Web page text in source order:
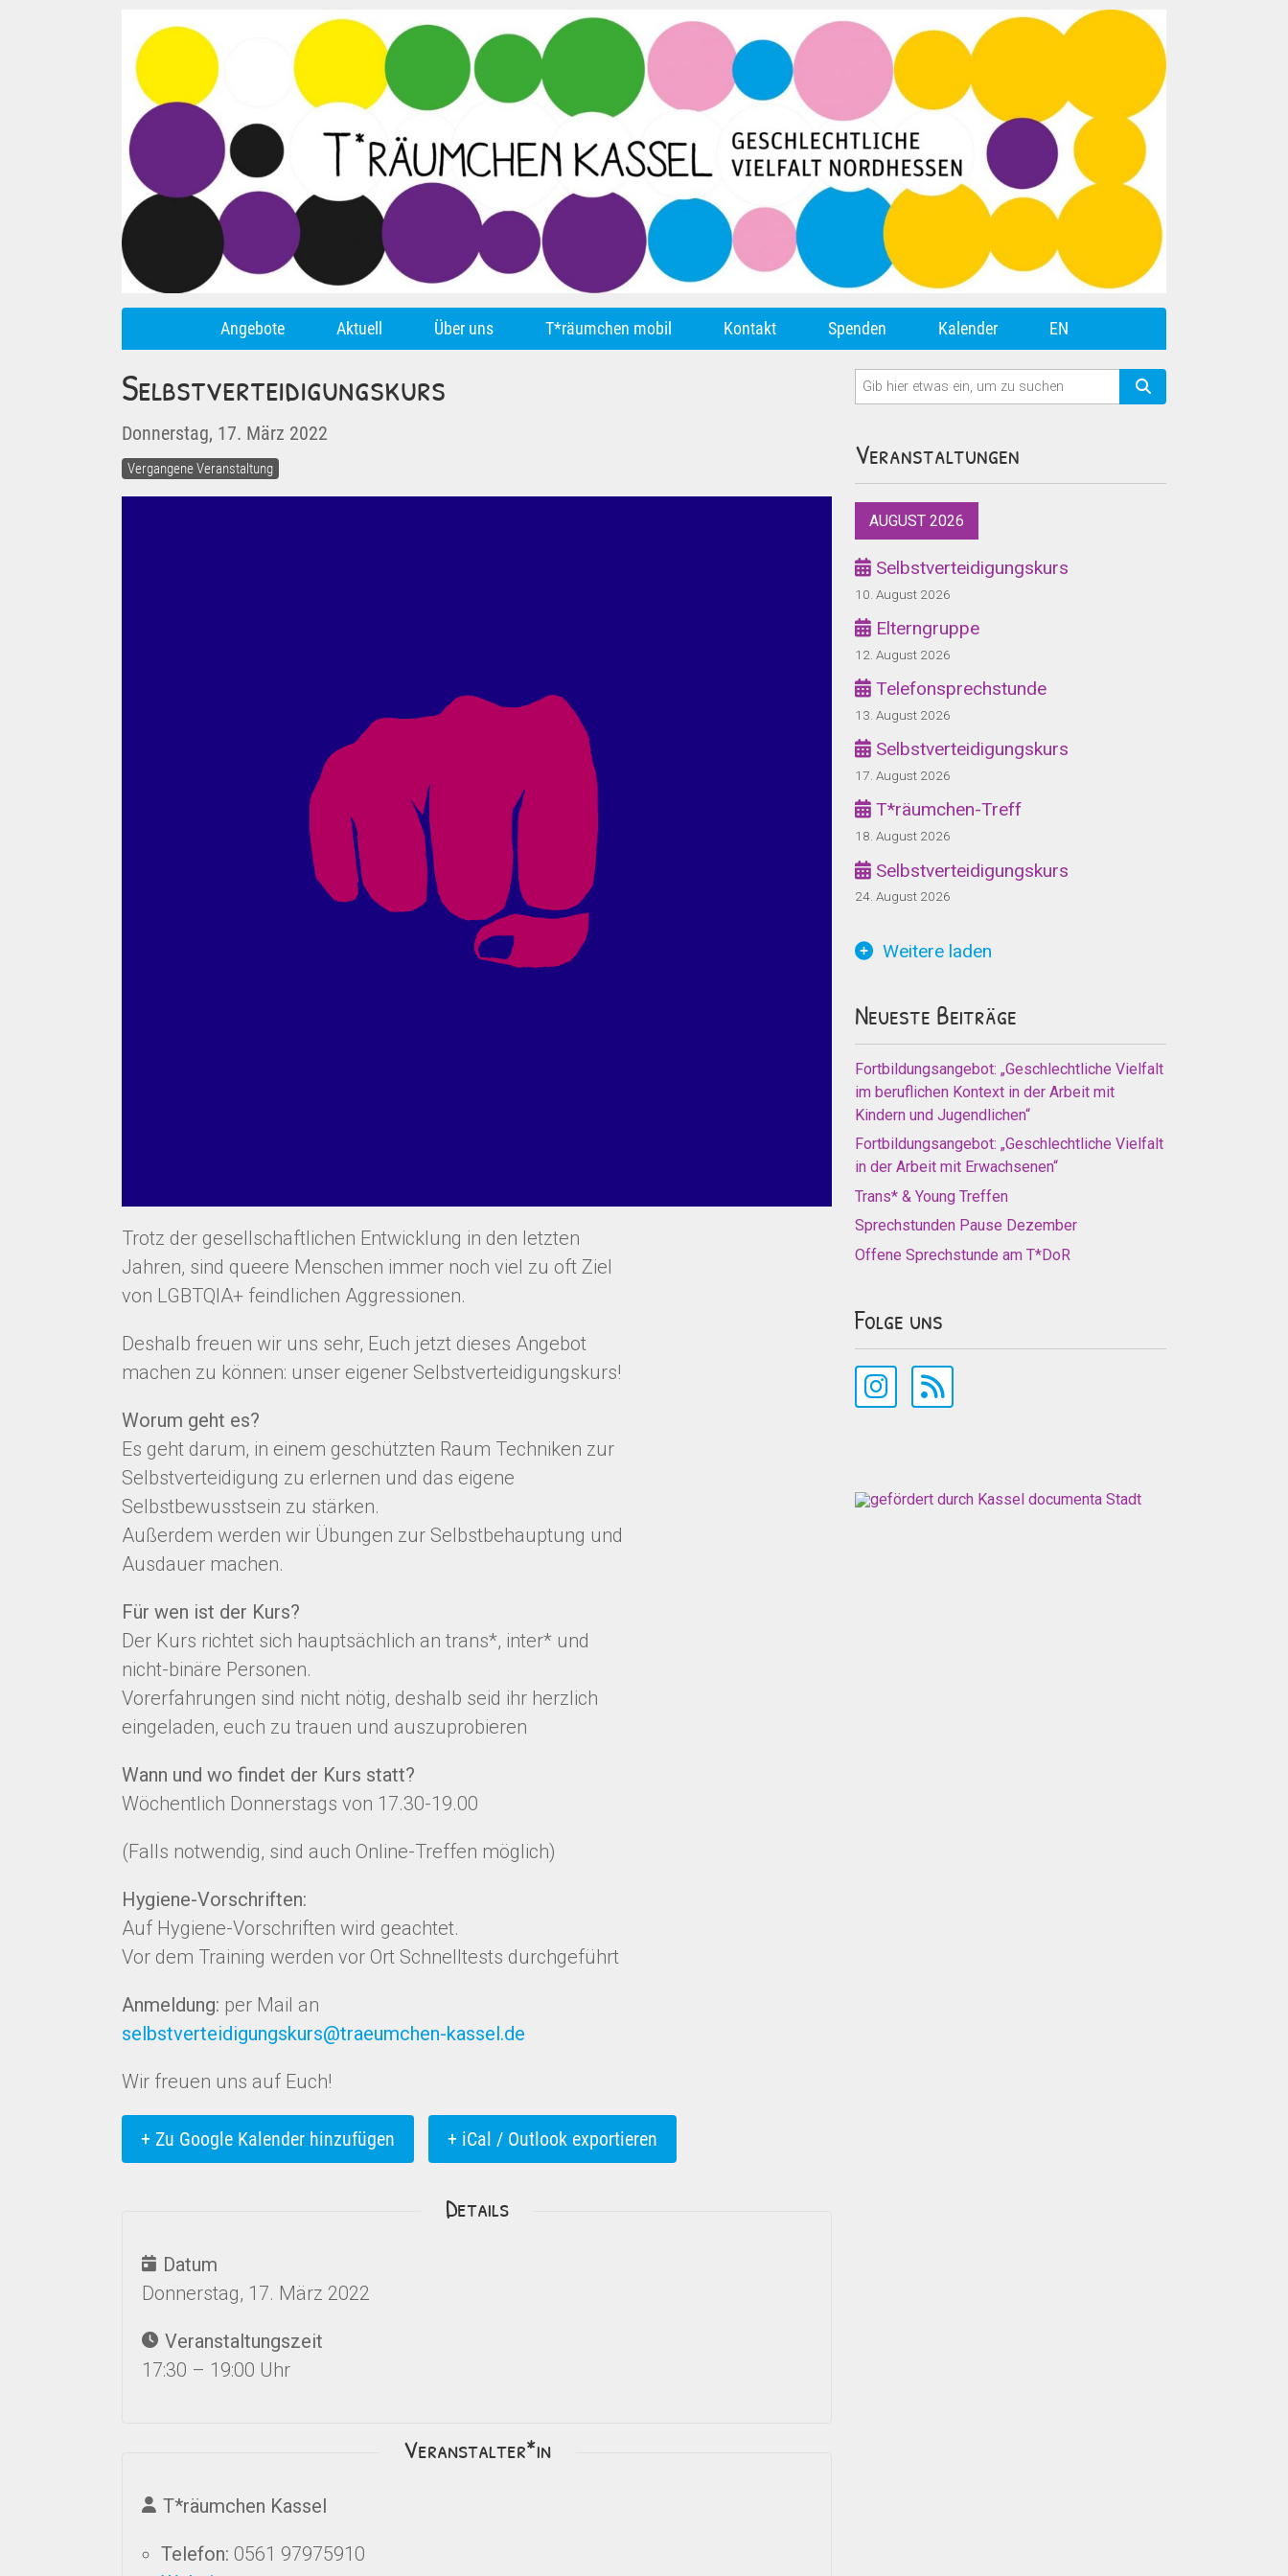
Angebote Aktuell Über uns T*räumchen mobil Kontakt Spenden Kalender EN
Selbstverteidigungskurs
Donnerstag, 17. März 2022
Vergangene Veranstaltung
Trotz der gesellschaftlichen Entwicklung in den letzten
Jahren, sind queere Menschen immer noch viel zu oft Ziel
von LGBTQIA+ feindlichen Aggressionen.
Deshalb freuen wir uns sehr, Euch jetzt dieses Angebot
machen zu können: unser eigener Selbstverteidigungskurs!
Worum geht es?
Es geht darum, in einem geschützten Raum Techniken zur
Selbstverteidigung zu erlernen und das eigene
Selbstbewusstsein zu stärken.
Außerdem werden wir Übungen zur Selbstbehauptung und
Ausdauer machen.
Für wen ist der Kurs?
Der Kurs richtet sich hauptsächlich an trans*, inter* und
nicht-binäre Personen.
Vorerfahrungen sind nicht nötig, deshalb seid ihr herzlich
eingeladen, euch zu trauen und auszuprobieren
Wann und wo findet der Kurs statt?
Wöchentlich Donnerstags von 17.30-19.00
(Falls notwendig, sind auch Online-Treffen möglich)
Hygiene-Vorschriften:
Auf Hygiene-Vorschriften wird geachtet.
Vor dem Training werden vor Ort Schnelltests durchgeführt
Anmeldung: per Mail an
selbstverteidigungskurs@traeumchen-kassel.de
Wir freuen uns auf Euch!
+ Zu Google Kalender hinzufügen + iCal / Outlook exportieren
Details
Datum
Donnerstag, 17. März 2022
Veranstaltungszeit
17:30 – 19:00 Uhr
Veranstalter*in
T*räumchen Kassel
Telefon: 0561 97975910
Veranstaltungen
AUGUST 2026
Selbstverteidigungskurs
10. August 2026
Elterngruppe
12. August 2026
Telefonsprechstunde
13. August 2026
Selbstverteidigungskurs
17. August 2026
T*räumchen-Treff
18. August 2026
Selbstverteidigungskurs
24. August 2026
Weitere laden
Neueste Beiträge
Fortbildungsangebot: „Geschlechtliche Vielfalt
im beruflichen Kontext in der Arbeit mit
Kindern und Jugendlichen“
Fortbildungsangebot: „Geschlechtliche Vielfalt
in der Arbeit mit Erwachsenen“
Trans* & Young Treffen
Sprechstunden Pause Dezember
Offene Sprechstunde am T*DoR
Folge uns